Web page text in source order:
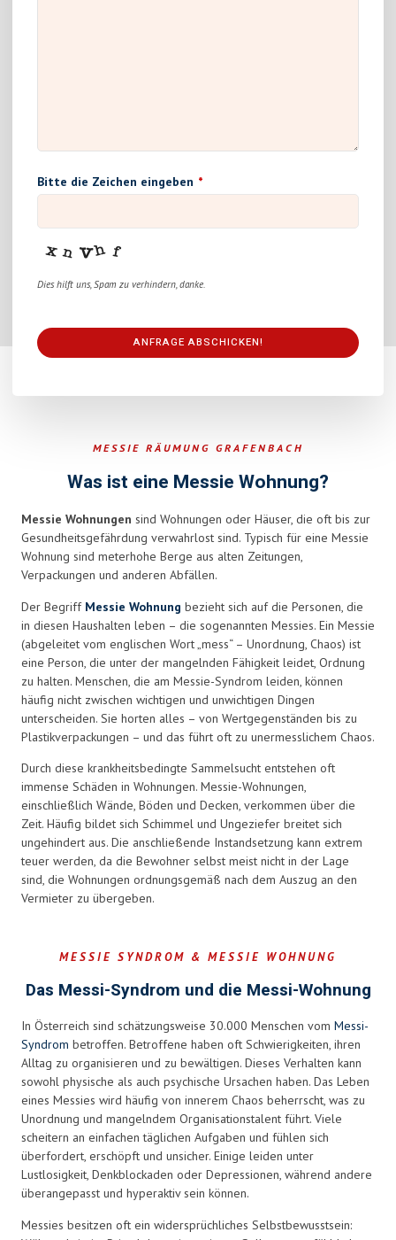
Bitte die Zeichen eingeben *
Dies hilft uns, Spam zu verhindern, danke.
ANFRAGE ABSCHICKEN!
field
blank
MESSIE RÄUMUNG GRAFENBACH
Was ist eine Messie Wohnung?
Messie Wohnungen sind Wohnungen oder Häuser, die oft bis zur
Gesundheitsgefährdung verwahrlost sind. Typisch für eine Messie
Wohnung sind meterhohe Berge aus alten Zeitungen,
Verpackungen und anderen Abfällen.
Der Begriff Messie Wohnung bezieht sich auf die Personen, die
in diesen Haushalten leben – die sogenannten Messies. Ein Messie
(abgeleitet vom englischen Wort „mess“ – Unordnung, Chaos) ist
eine Person, die unter der mangelnden Fähigkeit leidet, Ordnung
zu halten. Menschen, die am Messie-Syndrom leiden, können
häufig nicht zwischen wichtigen und unwichtigen Dingen
unterscheiden. Sie horten alles – von Wertgegenständen bis zu
Plastikverpackungen – und das führt oft zu unermesslichem Chaos.
Durch diese krankheitsbedingte Sammelsucht entstehen oft
immense Schäden in Wohnungen. Messie-Wohnungen,
einschließlich Wände, Böden und Decken, verkommen über die
Zeit. Häufig bildet sich Schimmel und Ungeziefer breitet sich
ungehindert aus. Die anschließende Instandsetzung kann extrem
teuer werden, da die Bewohner selbst meist nicht in der Lage
sind, die Wohnungen ordnungsgemäß nach dem Auszug an den
Vermieter zu übergeben.
MESSIE SYNDROM & MESSIE WOHNUNG
Das Messi-Syndrom und die Messi-Wohnung
In Österreich sind schätzungsweise 30.000 Menschen vom Messi-
Syndrom betroffen. Betroffene haben oft Schwierigkeiten, ihren
Alltag zu organisieren und zu bewältigen. Dieses Verhalten kann
sowohl physische als auch psychische Ursachen haben. Das Leben
eines Messies wird häufig von innerem Chaos beherrscht, was zu
Unordnung und mangelndem Organisationstalent führt. Viele
scheitern an einfachen täglichen Aufgaben und fühlen sich
überfordert, erschöpft und unsicher. Einige leiden unter
Lustlosigkeit, Denkblockaden oder Depressionen, während andere
überangepasst und hyperaktiv sein können.
Messies besitzen oft ein widersprüchliches Selbstbewusstsein: